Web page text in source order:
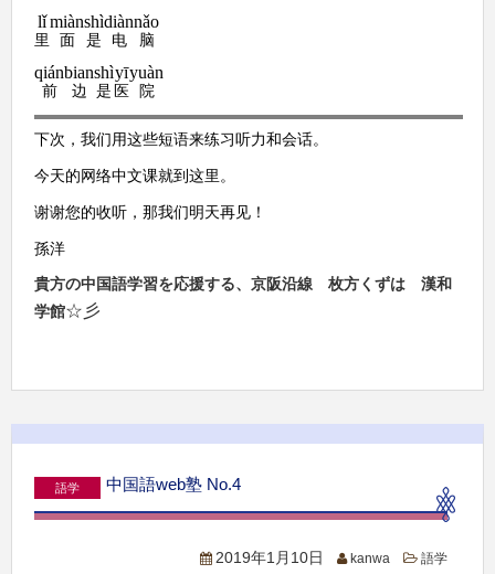
里
lǐ
面
miàn
是
shì
电
diàn
脑
nǎo
前
qián
边
bian
是
shì
医
yī
院
yuàn
下次，我们用这些短语来练习听力和会话。
今天的网 络中文课就到 这里。
谢谢您的收听，那我们明天再 见 ！
孫洋
貴方の中国語学習を応援する、京阪沿線 枚方くずは 漢和
学館☆彡
語学 中国語web塾 No.4
2019年1月10日 kanwa 語学